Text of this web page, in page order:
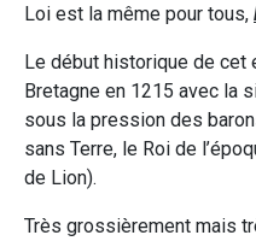
Loi est la même pour tous,
Le début historique de cet
Bretagne en 1215 avec la
sous la pression des
sans Terre, le Roi de
de Lion).
Très grossièrement mais